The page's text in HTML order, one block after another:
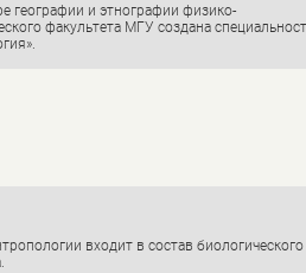
географии и этнографии физико-
факультета МГУ создана
входит в состав биологического